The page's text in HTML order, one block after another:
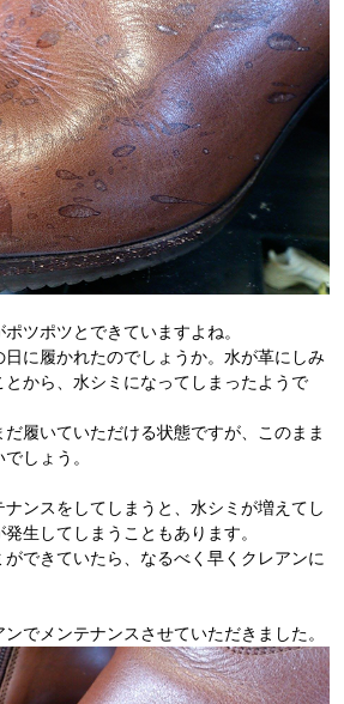
ツポツとできていますよね。
日に履かれたのでしょうか。水が革にしみ
から、水シミになってしまったようで
履いていただける状態ですが、このまま
しょう。
ンスをしてしまうと、水シミが増えてし
生してしまうこともあります。
できていたら、なるべく早くクレアンに
でメンテナンスさせていただきました。